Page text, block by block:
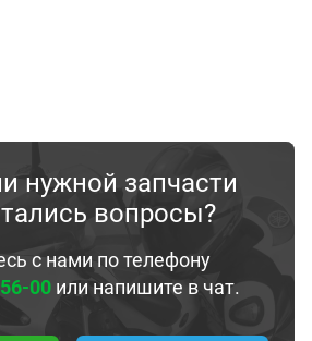
нужной запчасти
вопросы?
с нами по телефону
00или напишите в чат.